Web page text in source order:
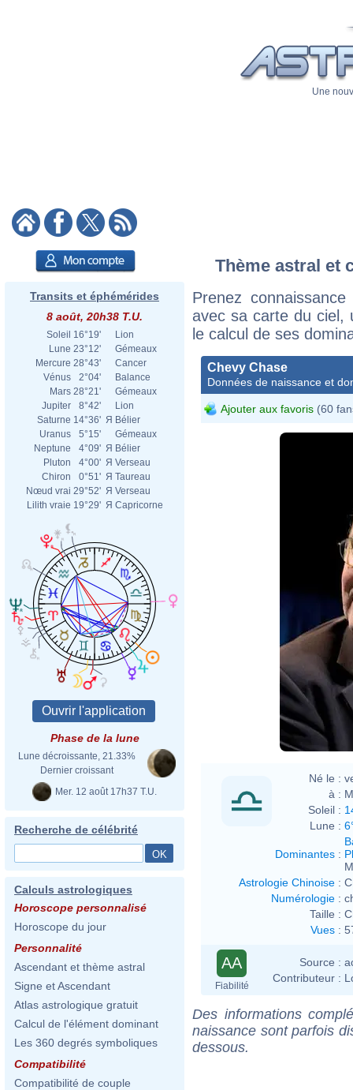
Une
Transits et éphémérides
8 août, 20h38 T.U.
Soleil 16°19'
Lion
Lune 23°12'
Gémeaux
Mercure 28°43'
Cancer
Vénus
2°04'
Balance
Mars 28°21'
Gémeaux
Jupiter
8°42'
Lion
Saturne 14°36' Я Bélier
Uranus
5°15'
Gémeaux
Neptune
4°09' Я Bélier
Pluton
4°00' Я Verseau
Chiron
0°51' Я Taureau
Nœud vrai 29°52' Я Verseau
Lilith vraie 19°29' Я Capricorne
Phase de la lune
Lune décroissante, 21.33%
Dernier croissant
Mer. 12 août 17h37 T.U.
Recherche de célébrité
Calculs astrologiques
Horoscope personnalisé
Horoscope du jour
Personnalité
Ascendant et thème astral
Signe et Ascendant
Atlas astrologique gratuit
Calcul de l'élément dominant
Les 360 degrés symboliques
Compatibilité
Compatibilité de couple
Thème astral et
Prenez
avec sa carte du ciel,
le calcul de ses
Chevy Chase
Données de naissance et
Ajouter aux favoris (60
Né le :
à :
Soleil :
Lune :
Dominantes :
Astrologie Chinoise :
Numérologie :
Taille :
Vues :
AA
Fiabilité
Source :
Contributeur :
Des informations
naissance sont parfois
dessous.